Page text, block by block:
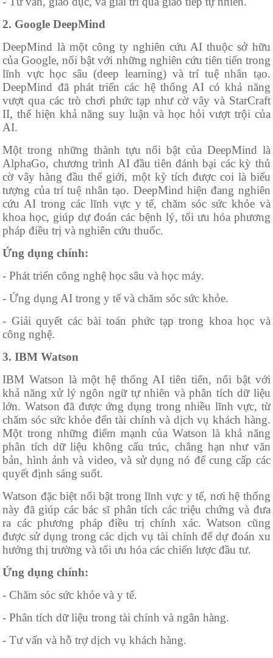
2. Google DeepMind
DeepMind là một công ty nghiên cứu AI thuộc sở hữu
của Google, nổi bật với những nghiên cứu tiên tiến trong
lĩnh vực học sâu (deep learning) và trí tuệ nhân tạo.
DeepMind đã phát triển các hệ thống AI có khả năng
vượt qua các trò chơi phức tạp như cờ vây và StarCraft
II, thể hiện khả năng suy luận và học hỏi vượt trội của
AI.
Một trong những thành tựu nổi bật của DeepMind là
AlphaGo, chương trình AI đầu tiên đánh bại các kỳ thủ
cờ vây hàng đầu thế giới, một kỳ tích được coi là biểu
tượng của trí tuệ nhân tạo. DeepMind hiện đang nghiên
cứu AI trong các lĩnh vực y tế, chăm sóc sức khỏe và
khoa học, giúp dự đoán các bệnh lý, tối ưu hóa phương
pháp điều trị và nghiên cứu thuốc.
Ứng dụng chính:
- Phát triển công nghệ học sâu và học máy.
- Ứng dụng AI trong y tế và chăm sóc sức khỏe.
- Giải quyết các bài toán phức tạp trong khoa học và
công nghệ.
3. IBM Watson
IBM Watson là một hệ thống AI tiên tiến, nổi bật với
khả năng xử lý ngôn ngữ tự nhiên và phân tích dữ liệu
lớn. Watson đã được ứng dụng trong nhiều lĩnh vực, từ
chăm sóc sức khỏe đến tài chính và dịch vụ khách hàng.
Một trong những điểm mạnh của Watson là khả năng
phân tích dữ liệu không cấu trúc, chẳng hạn như văn
bản, hình ảnh và video, và sử dụng nó để cung cấp các
quyết định sáng suốt.
Watson đặc biệt nổi bật trong lĩnh vực y tế, nơi hệ thống
này đã giúp các bác sĩ phân tích các triệu chứng và đưa
ra các phương pháp điều trị chính xác. Watson cũng
được sử dụng trong các dịch vụ tài chính để dự đoán xu
hướng thị trường và tối ưu hóa các chiến lược đầu tư.
Ứng dụng chính:
- Chăm sóc sức khỏe và y tế.
- Phân tích dữ liệu trong tài chính và ngân hàng.
- Tư vấn và hỗ trợ dịch vụ khách hàng.